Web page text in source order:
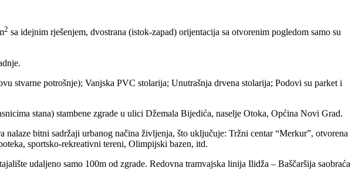
2 sa idejnim rješenjem, dvostrana (istok-zapad) orijentacija sa otvorenim pogledom samo su
stvarne potrošnje); Vanjska PVC stolarija; Unutrašnja drvena stolarija; Podovi su parket i
stana) stambene zgrade u ulici Džemala Bijedića, naselje Otoka, Općina Novi Grad.
bitni sadržaji urbanog načina življenja, što uključuje: Tržni centar “Merkur”, otvorena
sportsko-rekreativni tereni, Olimpijski bazen, itd.
udaljeno samo 100m od zgrade. Redovna tramvajska linija Ilidža – Baščaršija saobraća